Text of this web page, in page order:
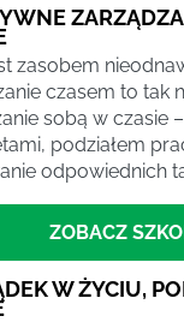
zasobem
czasem to tak
sobą w czasie
podziałem
odpowiednich
ZOBACZ
W ŻYCIU,